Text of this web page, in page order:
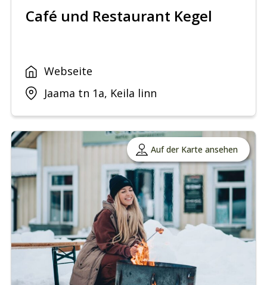
Café und Restaurant Kegel
Webseite
Jaama tn 1a, Keila linn
Auf der Karte ansehen